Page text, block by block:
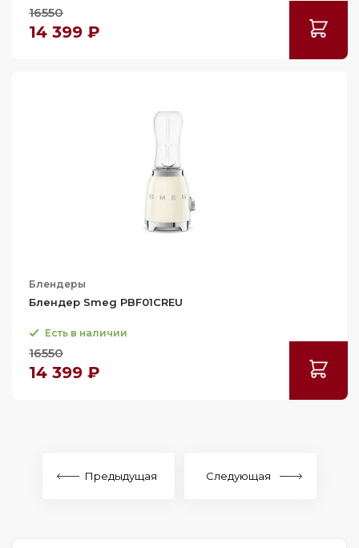
16550
14 399 ₽
Блендеры
Блендер Smeg PBF01CREU
Есть в наличии
16550
14 399 ₽
Предыдущая Следующая